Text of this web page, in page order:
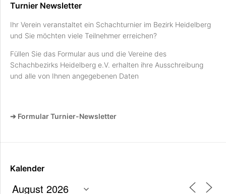
Turnier Newsletter
Ihr Verein veranstaltet ein Schachturnier im Bezirk Heidelberg
und Sie möchten viele Teilnehmer erreichen?
Füllen Sie das Formular aus und die Vereine des
Schachbezirks Heidelberg e.V. erhalten ihre Ausschreibung
und alle von Ihnen angegebenen Daten
➔ Formular Turnier-Newsletter
Kalender